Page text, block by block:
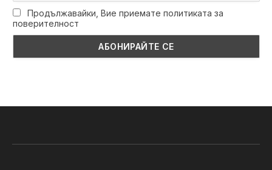
Продължавайки, Вие приемате политиката за
поверителност